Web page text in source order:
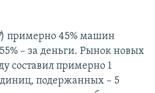
) примерно 45% машин
– за деньги. Рынок новых
составил примерно 1
подержанных – 5